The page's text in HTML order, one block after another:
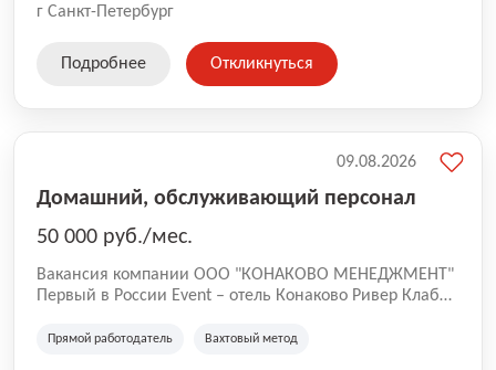
г Санкт-Петербург
Подробнее Откликнуться
Домашний, обслуживающий персонал
50 000 руб./мес.
Вакансия компании ООО "КОНАКОВО МЕНЕДЖМЕНТ"
Первый в России Event – отель Конаково Ривер Клаб
отелей. Преимущества в природном расположении и
Прямой работодатель Вахтовый метод
09.08.2026